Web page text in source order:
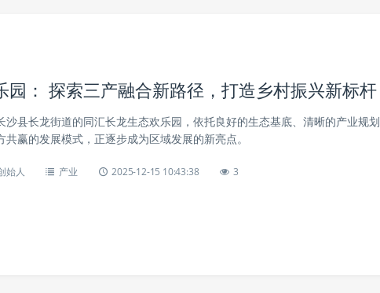
园： 探索三产融合新路径，打造乡村振兴新标杆
沙县长龙街道的同汇长龙生态欢乐园，依托良好的生态基底、清晰的产业规划
共赢的发展模式，正逐步成为区域发展的新亮点。
始人 产业 2025-12-15 10:43:38 3